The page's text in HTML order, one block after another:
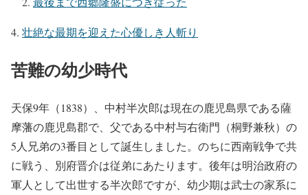
壮絶な最期を迎えた心優しき人斬り
苦難の幼少時代
天保9年（1838）、中村半次郎は現在の鹿児島県である薩
摩藩の鹿児島郡で、父である中村与右衛門（桐野兼秋）の
5人兄弟の3番目として誕生しました。のちに西南戦争で共
に戦う、別府晋介は従弟にあたります。後年は明治政府の
軍人として出世する半次郎ですが、幼少期は武士の家系に